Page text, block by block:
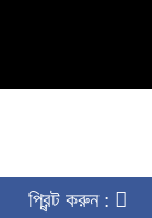
প্রিন্ট করুন :